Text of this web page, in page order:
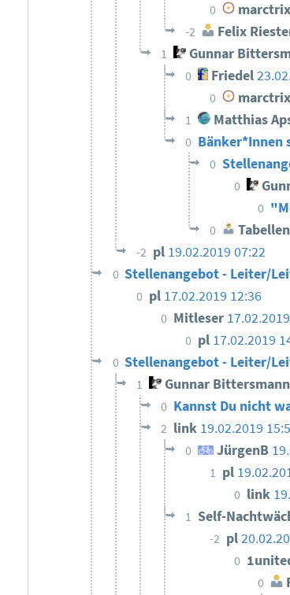
0 marctrix
-2 Felix
1 Gunnar
0 Friedel
0 marctrix
1 Matthias
0 Bänker*Innen
0
0
0
0
-2 pl 19.02.2019 07:22
0 Stellenangebot - Leiter/
0 pl 17.02.2019 12:36
0 Mitleser
0 pl 17.02.2019
0 Stellenangebot - Leiter/
1 Gunnar Bittersmann
0 Kannst Du nicht
2 link 19.02.2019
0 JürgenB
1 pl
0 link
1 Self-
-2 pl
0
0